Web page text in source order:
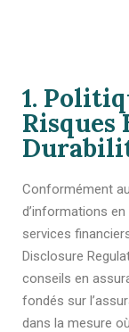
1.
Risques
Conformément
d’informations
services
Disclosure
conseils en
fondés sur
dans la mesure